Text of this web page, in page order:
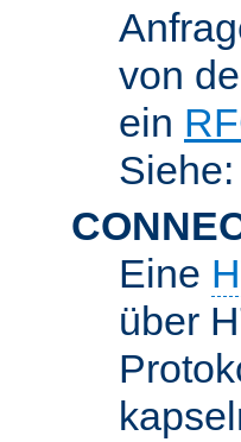
von
ein
Siehe:
Eine
über